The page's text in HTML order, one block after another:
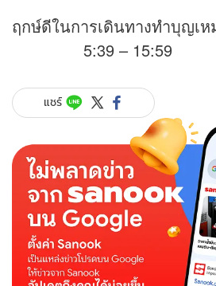
ฤกษ์ดีในการเดินทางทำบุญเ
5:39 – 15:59
แชร์